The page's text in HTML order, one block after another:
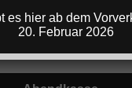
am Samstag
es hier ab dem
20. Februar 2026